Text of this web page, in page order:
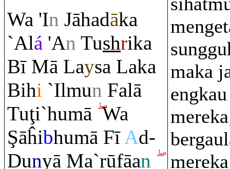
Wa 'In Jāhadāka
`Alá 'An Tushrika
Bī Mā Laysa Laka
Bihi `Ilmun Falā
Tuţi`humā Wa
Şāĥibhumā FīAd-
Dunyā Ma`rūfāan
maka